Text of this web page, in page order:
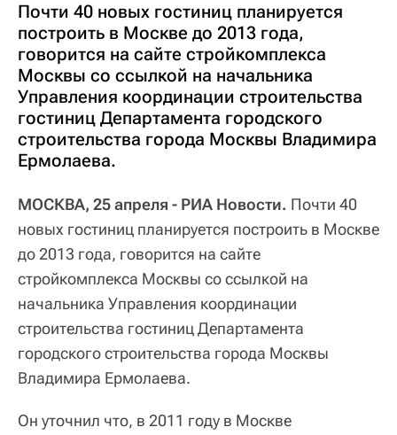
Почти 40 новых гостиниц планируется
построить в Москве до 2013 года,
говорится на сайте стройкомплекса
Москвы со ссылкой на начальника
Управления координации строительства
гостиниц Департамента городского
строительства города Москвы Владимира
Ермолаева.
МОСКВА, 25 апреля - РИА Новости. Почти 40
новых гостиниц планируется построить в Москве
до 2013 года, говорится на сайте
стройкомплекса Москвы со ссылкой на
начальника Управления координации
строительства гостиниц Департамента
городского строительства города Москвы
Владимира Ермолаева.
Он уточнил что, в 2011 году в Москве